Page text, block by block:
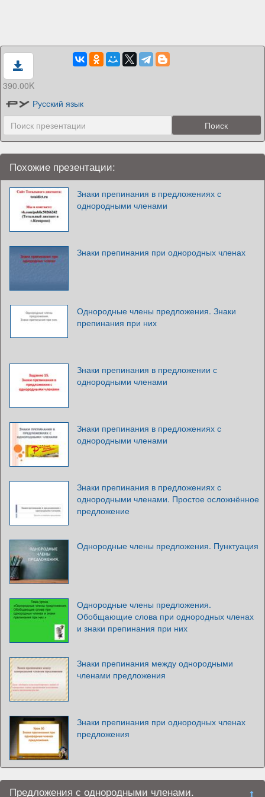
390.00K
Русский язык
Похожие презентации:
Знаки препинания в предложениях с
однородными членами
Знаки препинания при однородных членах
Однородные члены предложения. Знаки
препинания при них
Знаки препинания в предложении с
однородными членами
Знаки препинания в предложениях с
однородными членами
Знаки препинания в предложениях с
однородными членами. Простое осложнённое
предложение
Однородные члены предложения. Пунктуация
Однородные члены предложения.
Обобщающие слова при однородных членах
и знаки препинания при них
Знаки препинания между однородными
членами предложения
Знаки препинания при однородных членах
предложения
Предложения с однородными членами.